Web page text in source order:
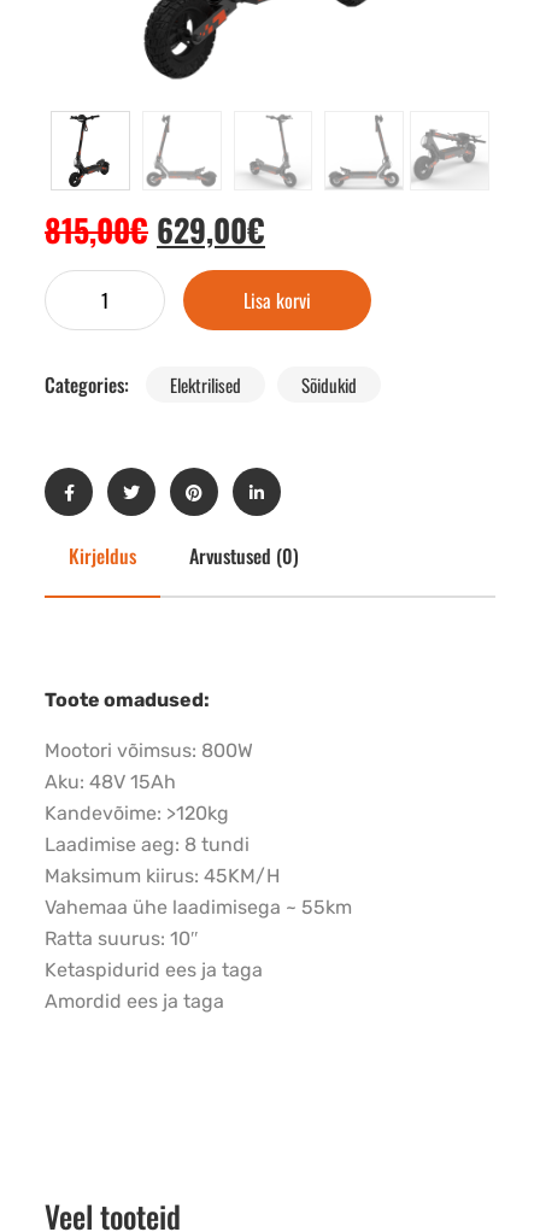
815,00€ 629,00€
Lisa korvi
Categories: Elektrilised Sõidukid
Kirjeldus Arvustused (0)
Toote omadused:
Mootori võimsus: 800W
Aku: 48V 15Ah
Kandevõime: >120kg
Laadimise aeg: 8 tundi
Maksimum kiirus: 45KM/H
Vahemaa ühe laadimisega ~ 55km
Ratta suurus: 10″
Ketaspidurid ees ja taga
Amordid ees ja taga
Veel tooteid